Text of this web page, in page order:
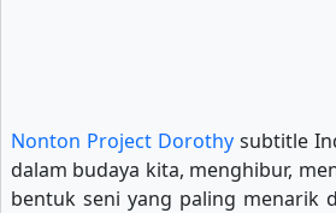
Nonton Project Dorothysubtitle
dalam budaya kita, menghibur,
bentuk seni yang paling menarik